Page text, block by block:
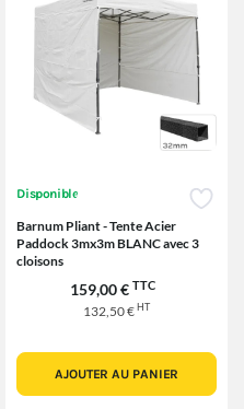
Disponible
Barnum Pliant - Tente Acier
Paddock 3mx3m BLANC avec 3
cloisons
159,00 € TTC
132,50 €HT
AJOUTER AU PANIER